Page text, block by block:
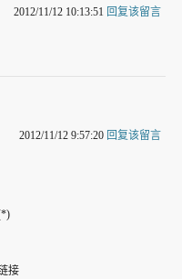
2012/11/12 10:13:51 回复该留言
2012/11/12 9:57:20 回复该留言
接